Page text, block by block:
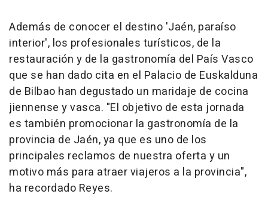
Además de conocer el destino 'Jaén, paraíso
interior', los profesionales turísticos, de la
restauración y de la gastronomía del País Vasco
que se han dado cita en el Palacio de Euskalduna
de Bilbao han degustado un maridaje de cocina
jiennense y vasca. "El objetivo de esta jornada
es también promocionar la gastronomía de la
provincia de Jaén, ya que es uno de los
principales reclamos de nuestra oferta y un
motivo más para atraer viajeros a la provincia",
ha recordado Reyes.